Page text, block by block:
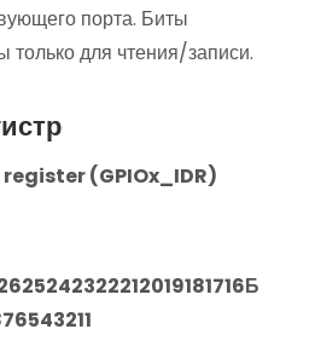
порта. Биты
только для чтения/записи.
(GPIOx_IDR)
25242322212019181716Б
76543211